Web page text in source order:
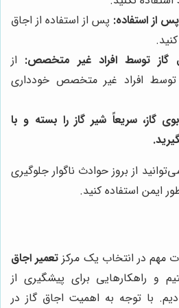
از استفاده: پس از استفاده از اجاق
گاز توسط افراد غیر متخصص: از
توسط افراد غیر متخصص خودداری
سریعاً شیر گاز را بسته و با
از بروز حوادث ناگوار جلوگیری
ایمن استفاده کنید.
مهم در انتخاب یک مرکز تعمیر اجاق
و راهکارهایی برای پیشگیری از
با توجه به اهمیت اجاق گاز در